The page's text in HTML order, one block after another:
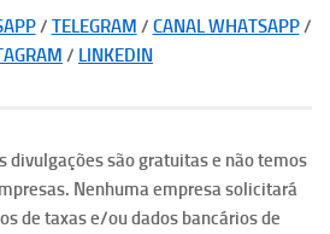
/ TELEGRAM / CANAL WHATSAPP/
/ LINKEDIN
divulgações são gratuitas e não temos
Nenhuma empresa solicitará
de taxas e/ou dados bancários de